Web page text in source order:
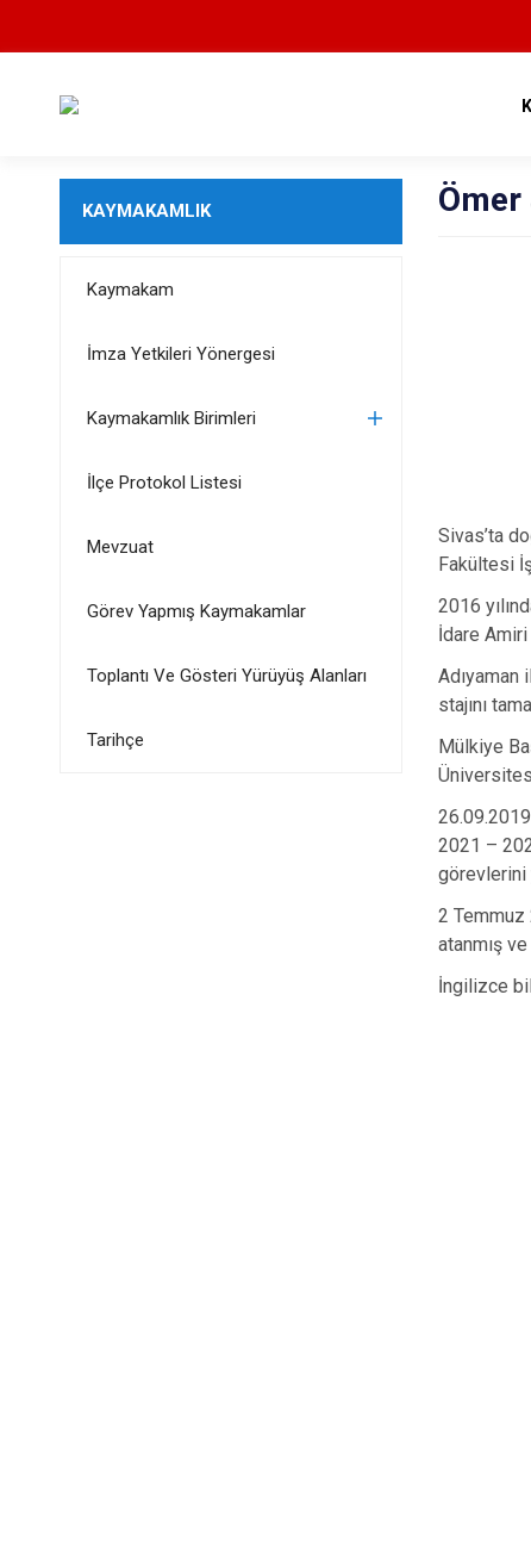
KAYMAKAMLIK
Kaymakam
İmza Yetkileri Yönergesi
Kaymakamlık Birimleri
İlçe Protokol Listesi
Mevzuat
Görev Yapmış Kaymakamlar
Toplantı Ve Gösteri Yürüyüş Alanları
Tarihçe
Ömer
Sivas’ta
Fakültesi
2016
İdare
Adıyaman
stajını
Mülkiye
2021 –
görevlerini
2 Temmuz
atanmış
İngilizce